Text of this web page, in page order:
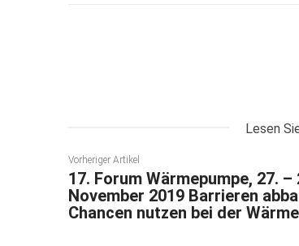
Lesen
Vorheriger Artikel
17. Forum Wärmepumpe, 27. –
November 2019 Barrieren
Chancen nutzen bei der